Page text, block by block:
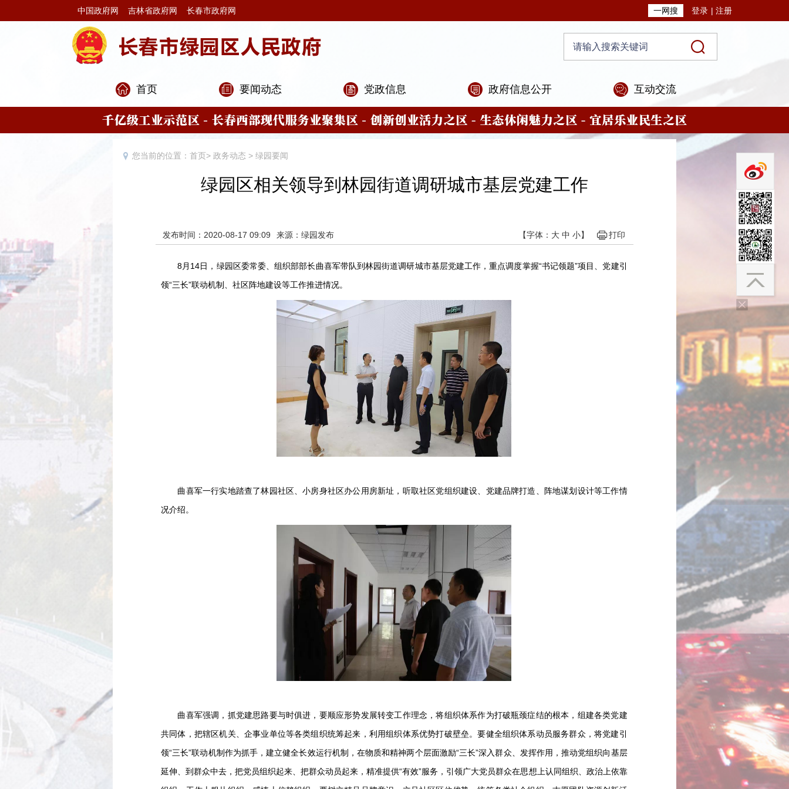
中国政府网 吉林省政府网 长春市政府网 一网搜 登录 | 注册
首页 要闻动态 党政信息 政府信息公开 互动交流
您当前的位置： 首页> 政务动态 > 绿园要闻
绿园区相关领导到林园街道调研城市基层党建工作
发布时间：2020-08-17 09:09 来源：绿园发布 【字体： 大 中 小】 打印
8月14日，绿园区委常委、组织部部长曲喜军带队到林园街道调研城市基层党建工作，重点调度掌握“书记领题”项目、党建引
领“三长”联动机制、社区阵地建设等工作推进情况。
曲喜军一行实地踏查了林园社区、小房身社区办公用房新址，听取社区党组织建设、党建品牌打造、阵地谋划设计等工作情
况介绍。
曲喜军强调，抓党建思路要与时俱进，要顺应形势发展转变工作理念，将组织体系作为打破瓶颈症结的根本，组建各类党建
共同体，把辖区机关、企事业单位等各类组织统筹起来，利用组织体系优势打破壁垒。要健全组织体系动员服务群众，将党建引
领“三长”联动机制作为抓手，建立健全长效运行机制，在物质和精神两个层面激励“三长”深入群众、发挥作用，推动党组织向基层
延伸、到群众中去，把党员组织起来、把群众动员起来，精准提供“有效”服务，引领广大党员群众在思想上认同组织、政治上依靠